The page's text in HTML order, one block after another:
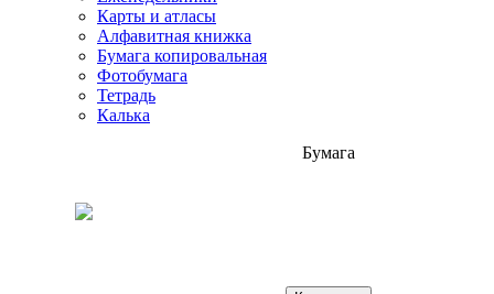
Карты и атласы
Алфавитная книжка
Бумага копировальная
Фотобумага
Тетрадь
Калька
Бумага